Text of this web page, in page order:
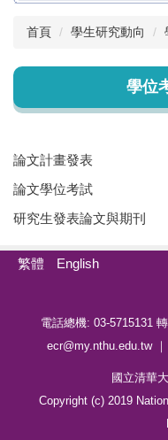
首頁 學生研究動向
學位
論文計畫發表
論文學位考試
研究生發表論文與期刊
繁體 English
電話總機: 03-5715131
ecr@my.nthu.edu.tw
國立清華
Copyright (c) 2019